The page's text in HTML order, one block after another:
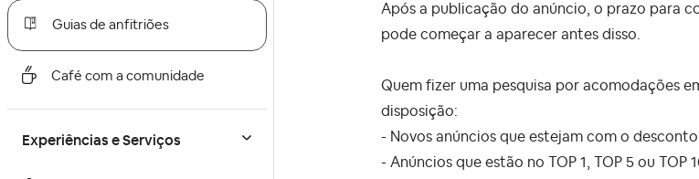
Guias de anfitriões
Café com a comunidade
Experiências e Serviços
Após a publicação do anúncio, o prazo para
pode começar a aparecer antes disso.
Quem fizer uma pesquisa por acomodações
disposição:
- Novos anúncios que estejam com o
- Anúncios que estão no TOP 1, TOP 5 ou TOP